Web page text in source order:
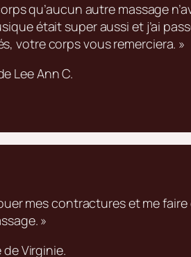
qu’aucun autre massage
était super aussi et j’ai
votre corps vous remerciera. »
Lee Ann C.
mes contractures et me
»
Virginie.